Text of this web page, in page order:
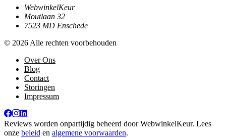
WebwinkelKeur
Moutlaan 32
7523 MD Enschede
© 2026 Alle rechten voorbehouden
Over Ons
Blog
Contact
Storingen
Impressum
Reviews worden onpartijdig beheerd doorWebwinkelKeur. Lees
onze beleid en algemene voorwaarden.